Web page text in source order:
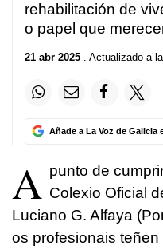
rehabilitación de
o papel que
21 abr 2025 . Actualizado a
Añade a La Voz de Galicia
A punto de
Colexio Oficial
Luciano G. Alfaya
os profesionais